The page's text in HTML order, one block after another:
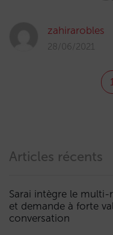
zahirarobles
28/06/2021
1
Articles récents
Sarai intègre le
et demande à forte
conversation